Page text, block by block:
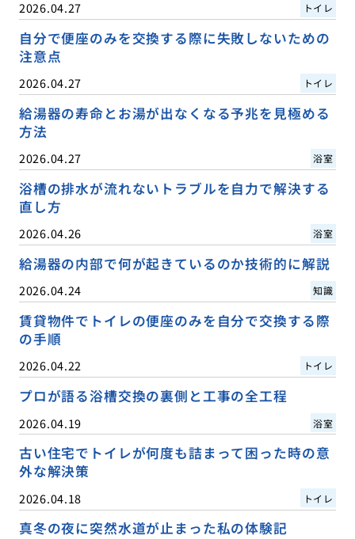
2026.04.27 トイレ
自分で便座のみを交換する際に失敗しないための
注意点
2026.04.27 トイレ
給湯器の寿命とお湯が出なくなる予兆を見極める
方法
2026.04.27 浴室
浴槽の排水が流れないトラブルを自力で解決する
直し方
2026.04.26 浴室
給湯器の内部で何が起きているのか技術的に解説
2026.04.24 知識
賃貸物件でトイレの便座のみを自分で交換する際
の手順
2026.04.22 トイレ
プロが語る浴槽交換の裏側と工事の全工程
2026.04.19 浴室
古い住宅でトイレが何度も詰まって困った時の意
外な解決策
2026.04.18 トイレ
真冬の夜に突然水道が止まった私の体験記